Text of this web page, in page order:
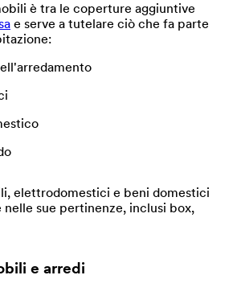
è tra le coperture aggiuntive
e serve a tutelare ciò che fa parte
elettrodomestici e beni domestici
nelle sue pertinenze, inclusi box,
e arredi